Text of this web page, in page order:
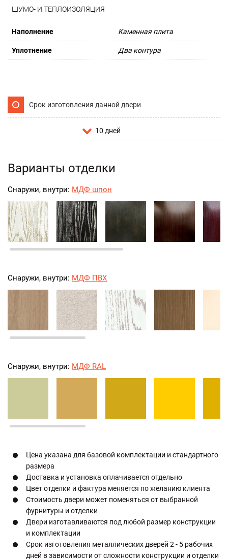
ШУМО- И ТЕПЛОИЗОЛЯЦИЯ
Наполнение Каменная плита
Уплотнение Два контура
Срок изготовления данной двери
10 дней
Варианты отделки
Снаружи, внутри: МДФ шпон
Снаружи, внутри: МДФ ПВХ
Снаружи, внутри: МДФ RAL
Цена указана для базовой комплектации и стандартного
размера
Доставка и установка оплачивается отдельно
Цвет отделки и фактура меняется по желанию клиента
Стоимость двери может поменяться от выбранной
фурнитуры и отделки
Двери изготавливаются под любой размер конструкции
и комплектации
Срок изготовления металлических дверей 2 - 5 рабочих
дней в зависимости от сложности конструкции и отделки